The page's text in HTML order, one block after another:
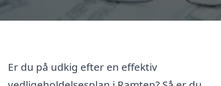
Er du på udkig efter en effektiv